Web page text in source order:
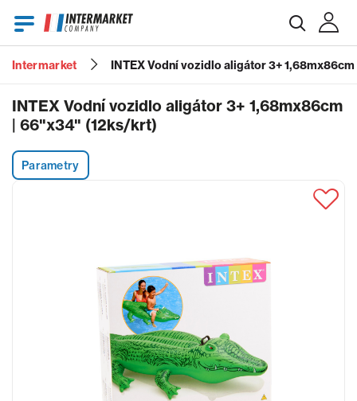
Heslo
Intermarket INTEX Vodní vozidlo aligátor 3+
INTEX Vodní vozidlo aligátor 3+ 1,68mx86cm
| 66"x34" (12ks/krt)
Parametry